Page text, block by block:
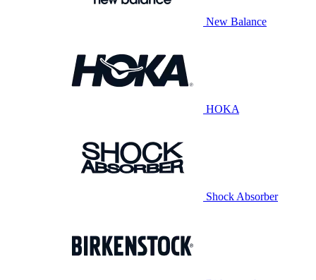
New Balance
HOKA
Shock Absorber